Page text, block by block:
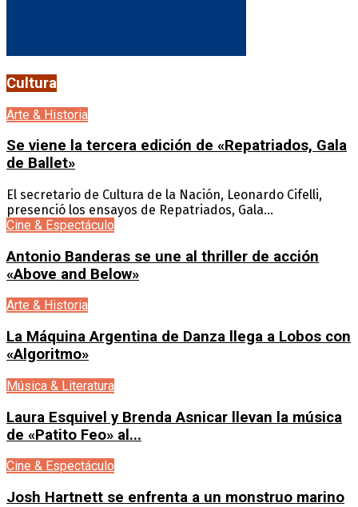
Cultura
Arte & Historia
Se viene la tercera edición de «Repatriados, Gala
de Ballet»
El secretario de Cultura de la Nación, Leonardo Cifelli,
presenció los ensayos de Repatriados, Gala...
Cine & Espectáculo
Antonio Banderas se une al thriller de acción
«Above and Below»
Arte & Historia
La Máquina Argentina de Danza llega a Lobos con
«Algoritmo»
Música & Literatura
Laura Esquivel y Brenda Asnicar llevan la música
de «Patito Feo» al...
Cine & Espectáculo
Josh Hartnett se enfrenta a un monstruo marino